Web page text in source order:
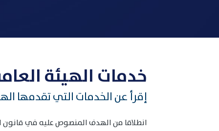
خدمات الهيئة
إقرأ عن الخدمات التي تقدمها